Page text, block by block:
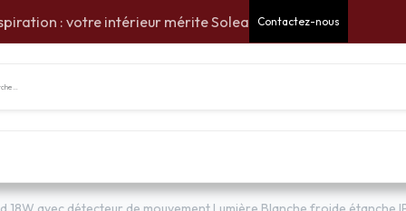
: votre intérieur mérite Solea Contactez-nous